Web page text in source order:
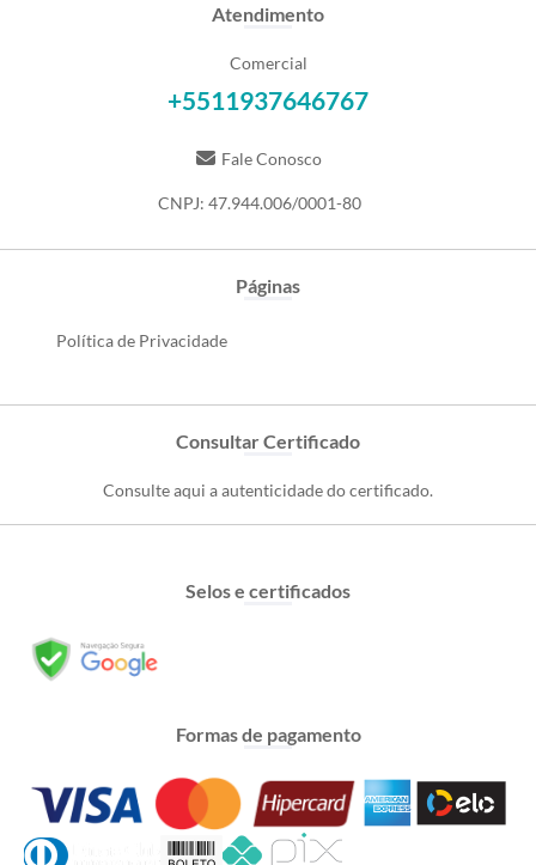
Atendimento
Comercial
+5511937646767
Fale Conosco
CNPJ: 47.944.006/0001-80
Páginas
Política de Privacidade
Consultar Certificado
Consulte aqui a autenticidade do certificado.
Selos e certificados
Formas de pagamento